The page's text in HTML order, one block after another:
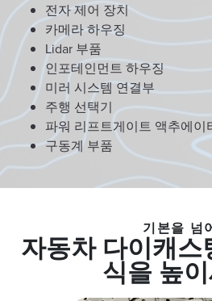
전자 제어 장치
카메라 하우징
Lidar 부품
인포테인먼트 하우징
미러 시스템 연결부
주행 선택기
파워 리프트게이트 액추에이
구동계 부품
기본을 넘
자동차 다이캐스
식을 높